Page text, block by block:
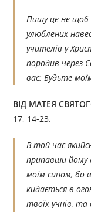
Пишу це не щоб
улюблених
учителів у
породив через
вас: Будьте
ВІД МАТЕЯ
17, 14-23.
В той час
припавши йому
моїм сином, бо
кидається в
твоїх учнів, та